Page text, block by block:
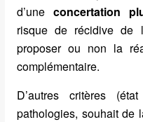
d’uneconcertation
risque de récidive de
proposer ou non la
complémentaire.
D’autres critères
pathologies, souhait de